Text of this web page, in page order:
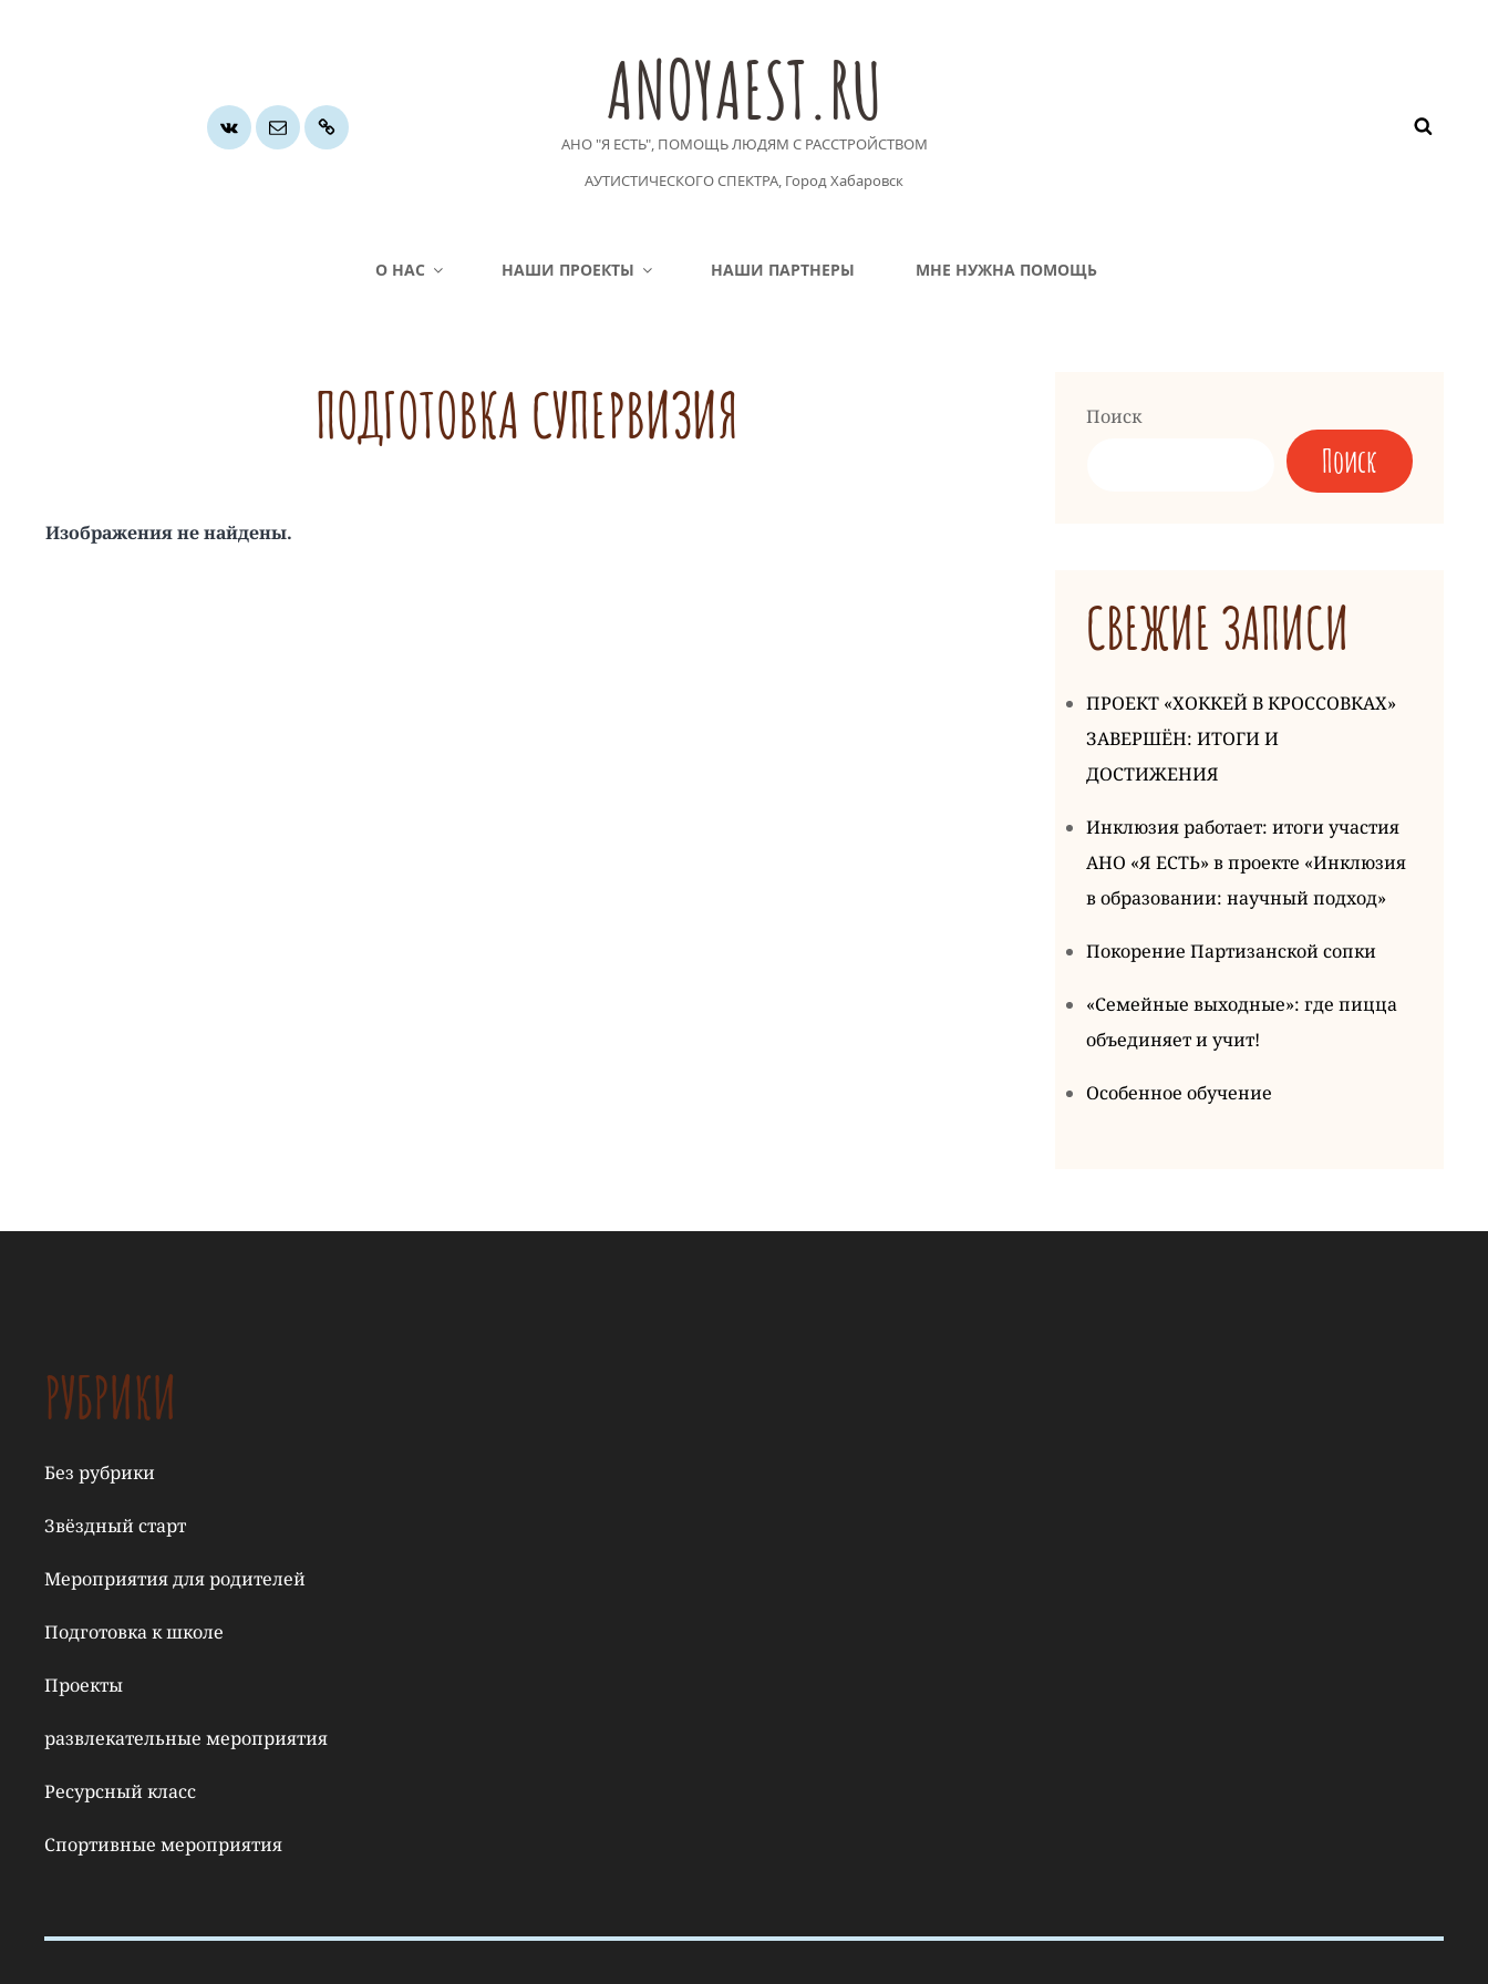
Группа
ВК
ПочтаХочу
помочь
ANOYAEST.RU
АНО "Я ЕСТЬ", ПОМОЩЬ ЛЮДЯМ С РАССТРОЙСТВОМ
АУТИСТИЧЕСКОГО СПЕКТРА, Город Хабаровск
О НАС НАШИ ПРОЕКТЫ НАШИ ПАРТНЕРЫ МНЕ НУЖНА ПОМОЩЬ
ПОДГОТОВКА СУПЕРВИЗИЯ
Изображения не найдены.
Поиск
Поиск
СВЕЖИЕ ЗАПИСИ
ПРОЕКТ «ХОККЕЙ В КРОССОВКАХ»
ЗАВЕРШЁН: ИТОГИ И
ДОСТИЖЕНИЯ
Инклюзия работает: итоги участия
АНО «Я ЕСТЬ» в проекте «Инклюзия
в образовании: научный подход»
Покорение Партизанской сопки
«Семейные выходные»: где пицца
объединяет и учит!
Особенное обучение
РУБРИКИ
Без рубрики
Звёздный старт
Мероприятия для родителей
Подготовка к школе
Проекты
развлекательные мероприятия
Ресурсный класс
Спортивные мероприятия